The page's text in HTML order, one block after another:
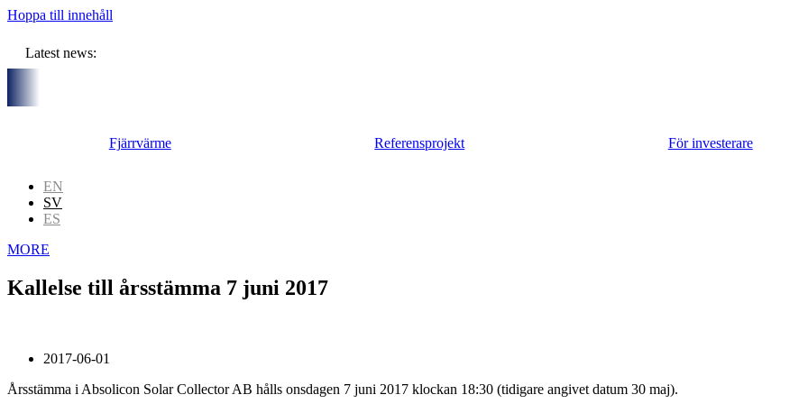
Hoppa till innehåll
Latest news:
Fjärrvärme Referensprojekt För investerare
EN
SV
ES
MORE
Kallelse till årsstämma 7 juni 2017
2017-06-01
Årsstämma i Absolicon Solar Collector AB hålls onsdagen 7 juni 2017 klockan 18:30 (tidigare angivet datum 30 maj).